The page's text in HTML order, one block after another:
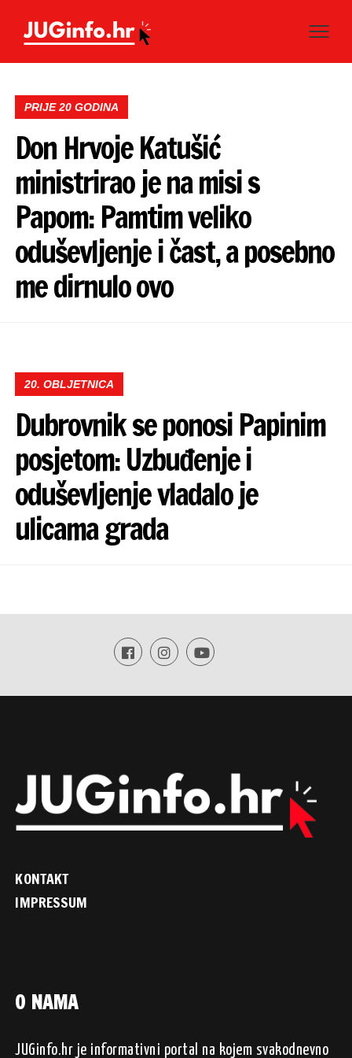
PRIJE 20 GODINA
Don Hrvoje Katušić
ministrirao je na misi s
Papom: Pamtim veliko
oduševljenje i čast, a posebno
me dirnulo ovo
20. OBLJETNICA
Dubrovnik se ponosi Papinim
posjetom: Uzbuđenje i
oduševljenje vladalo je
ulicama grada
KONTAKT
IMPRESSUM
O NAMA
JUGinfo.hr je informativni portal na kojem svakodnevno